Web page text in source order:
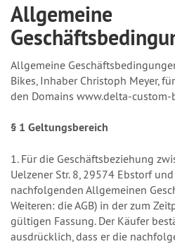
Allgemeine
Allgemeine
Bikes, Inhaber Christoph Meyer,
den Domains www.delta-custom-
§ 1 Geltungsbereich
1. Für die Geschäftsbeziehung
Uelzener Str. 8, 29574 Ebstorf
nachfolgenden Allgemeinen
Weiteren: die AGB) in der zum
gültigen Fassung. Der Käufer
ausdrücklich, dass er die